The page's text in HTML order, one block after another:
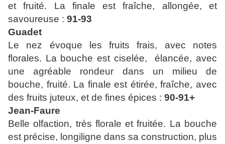
et fruité. La finale est fraîche, allongée, et
savoureuse : 91-93
Guadet
Le nez évoque les fruits frais, avec notes
florales. La bouche est ciselée, élancée, avec
une agréable rondeur dans un milieu de
bouche, fruité. La finale est étirée, fraîche, avec
des fruits juteux, et de fines épices : 90-91+
Jean-Faure
Belle olfaction, très florale et fruitée. La bouche
est précise, longiligne dans sa construction, plus